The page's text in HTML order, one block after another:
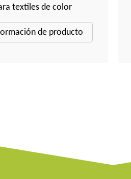
textiles de color
de producto